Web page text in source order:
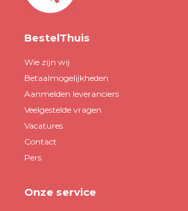
BestelThuis
Wie zijn wij
Betaalmogelijkheden
Aanmelden leveranciers
Veelgestelde vragen
Vacatures
Contact
Pers
Onze service